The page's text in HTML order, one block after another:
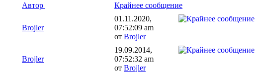
Автор Крайнее сообщение
Brojler
01.11.2020,
07:52:09 am
от Brojler
Brojler
19.09.2014,
07:52:32 am
от Brojler